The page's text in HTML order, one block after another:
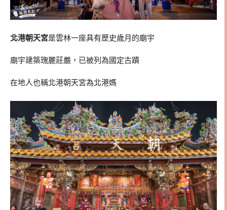
北港朝天宮是雲林一座具有歷史歲月的廟宇
廟宇建築瑰麗莊嚴，已被列為國定古蹟
在地人也稱北港朝天宮為北港媽